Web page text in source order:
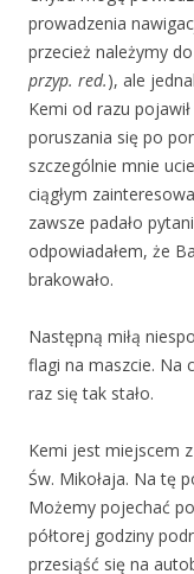
prowadzenia
przecież należymy
przyp. red.), ale
Kemi od razu
poruszania się po
szczególnie mnie
ciągłym
zawsze padało
odpowiadałem, że
brakowało.
Następną miłą
flagi na maszcie. Na
raz się tak stało.
Kemi jest miejscem
Św. Mikołaja. Na tę
Możemy pojechać
półtorej godziny
przesiąść się na